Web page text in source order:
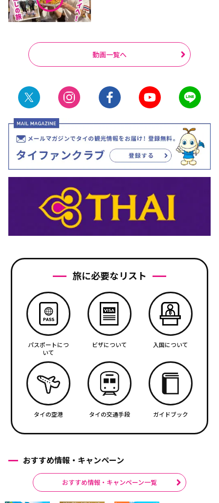
動画一覧へ
旅に必要なリスト
パスポートにつ
いて
ビザについて 入国について
タイの空港 タイの交通手段 ガイドブック
おすすめ情報・キャンペーン
おすすめ情報・キャンペーン一覧